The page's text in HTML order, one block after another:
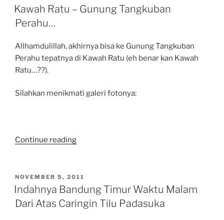
ON
Kawah Ratu – Gunung Tangkuban
Perahu…
Allhamdulillah, akhirnya bisa ke Gunung Tangkuban
Perahu tepatnya di Kawah Ratu (eh benar kan Kawah
Ratu…??).
Silahkan menikmati galeri fotonya:
Continue reading“Kawah
Gunung
Tangkuban
Perahu…”
POSTED
ON
NOVEMBER 5, 2011
Indahnya Bandung Timur Waktu Malam
Dari Atas Caringin Tilu Padasuka